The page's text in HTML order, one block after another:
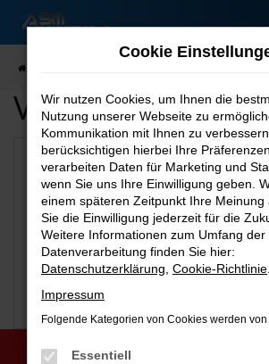
Zum
Verfügbare
Škoda
Cookie
Wir nutzen Cookies, um Ihnen die
Nutzung unserer Webseite zu
Kommunikation mit Ihnen zu
berücksichtigen hierbei Ihre
verarbeiten Daten für Marketing und
wenn Sie uns Ihre Einwilligung geben.
einem späteren Zeitpunkt Ihre Meinung
Sie die Einwilligung jederzeit für die
Weitere Informationen zum Umfang der
Datenverarbeitung finden Sie hier:
Datenschutzerklärung Cookie-Richtlinie
Impressum
Folgende Kategorien von Cookies werden
Essentiell